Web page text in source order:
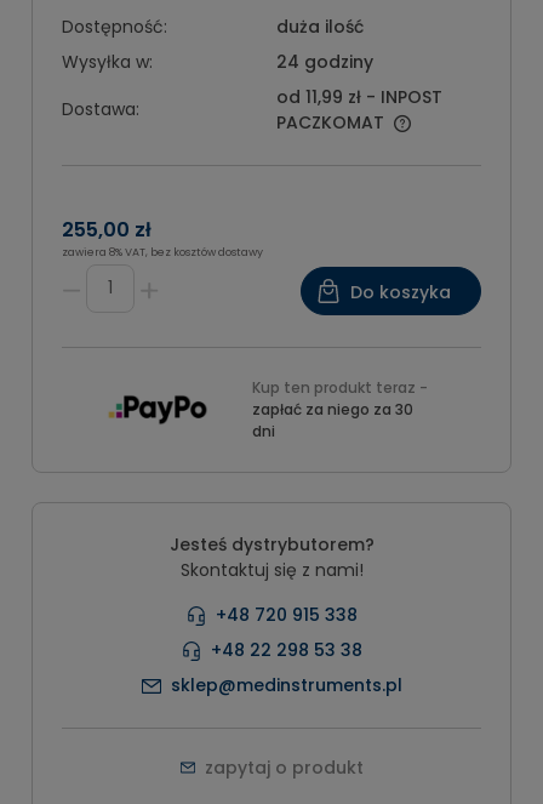
Dostępność:
duża ilość
Wysyłka w:
24 godziny
Dostawa:
od 11,99 zł - INPOST
PACZKOMAT
255,00 zł
zawiera 8% VAT, bez kosztów dostawy
Do koszyka
Kup ten produkt teraz -
zapłać za niego za 30
dni
Jesteś dystrybutorem?
Skontaktuj się z nami!
+48 720 915 338
+48 22 298 53 38
sklep@medinstruments.pl
zapytaj o produkt